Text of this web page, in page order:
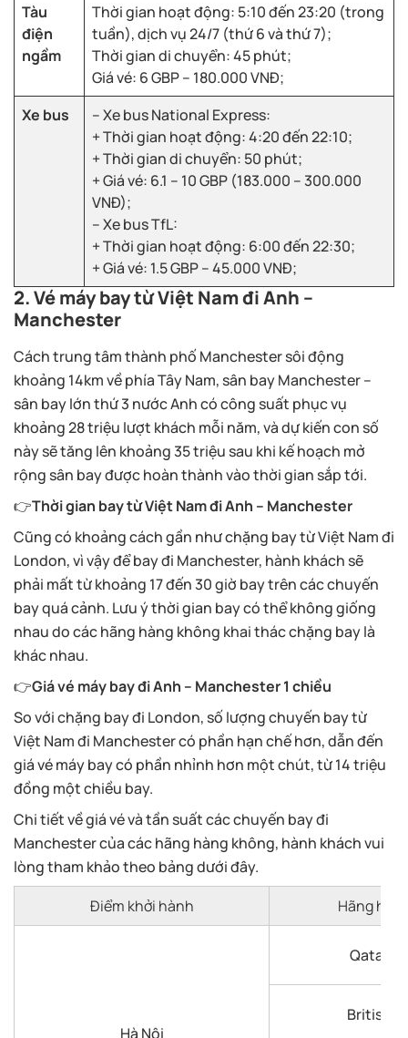
Tàu
điện
ngầm
Thời gian hoạt động: 5:10 đến 23:20 (trong
tuần), dịch vụ 24/7 (thứ 6 và thứ 7);
Thời gian di chuyển: 45 phút;
Giá vé: 6 GBP – 180.000 VNĐ;
Xe bus
– Xe bus National Express:
+ Thời gian hoạt động: 4:20 đến 22:10;
+ Thời gian di chuyển: 50 phút;
+ Giá vé: 6.1 – 10 GBP (183.000 – 300.000
VNĐ);
– Xe bus TfL:
+ Thời gian hoạt động: 6:00 đến 22:30;
+ Giá vé: 1.5 GBP – 45.000 VNĐ;
2. Vé máy bay từ Việt Nam đi Anh –
Manchester
Cách trung tâm thành phố Manchester sôi động
khoảng 14km về phía Tây Nam, sân bay Manchester –
sân bay lớn thứ 3 nước Anh có công suất phục vụ
khoảng 28 triệu lượt khách mỗi năm, và dự kiến con số
này sẽ tăng lên khoảng 35 triệu sau khi kế hoạch mở
rộng sân bay được hoàn thành vào thời gian sắp tới.
👉Thời gian bay từ Việt Nam đi Anh – Manchester
Cũng có khoảng cách gần như chặng bay từ Việt Nam đi
London, vì vậy để bay đi Manchester, hành khách sẽ
phải mất từ khoảng 17 đến 30 giờ bay trên các chuyến
bay quá cảnh. Lưu ý thời gian bay có thể không giống
nhau do các hãng hàng không khai thác chặng bay là
khác nhau.
👉Giá vé máy bay đi Anh – Manchester 1 chiều
So với chặng bay đi London, số lượng chuyến bay từ
Việt Nam đi Manchester có phần hạn chế hơn, dẫn đến
giá vé máy bay có phần nhỉnh hơn một chút, từ 14 triệu
đồng một chiều bay.
Chi tiết về giá vé và tần suất các chuyến bay đi
Manchester của các hãng hàng không, hành khách vui
lòng tham khảo theo bảng dưới đây.
Điểm khởi hành
Hãng
Hà Nội
Qatar
British